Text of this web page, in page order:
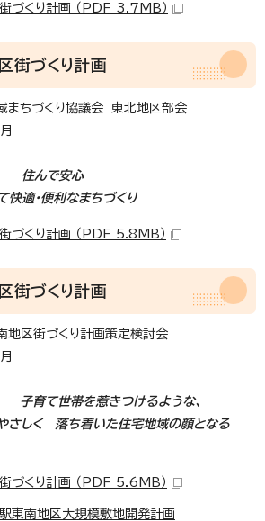
づくり計画 （PDF 3.7MB）
街づくり計画
まちづくり協議会 東北地区部会
で安心
なまちづくり
づくり計画 （PDF 5.8MB）
街づくり計画
地区街づくり計画策定検討会
帯を惹きつけるような、
ち着いた住宅地域の顔となる
づくり計画 （PDF 5.6MB）
駅東南地区大規模敷地開発計画